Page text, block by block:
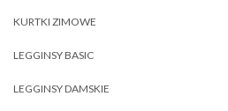
KURTKI ZIMOWE
LEGGINSY BASIC
LEGGINSY DAMSKIE